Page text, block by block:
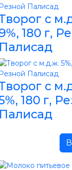
с
180 г,
с
180 г,